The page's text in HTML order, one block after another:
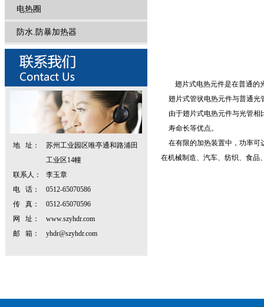
电热圈
防水.防暴加热器
地 址：
苏州工业园区唯亭通和路浦田
工业区14幢
联系人：
李玉章
电 话：
0512-65070586
传 真：
0512-65070596
网 址：
www.szyhdr.com
邮 箱：
yhdr@szyhdr.com
翅片式电热元件是在普通的
翅片式管状电热元件与普通光
由于翅片式电热元件与光管
寿命长等优点。
在有限的加热装置中，功率可
在机械制造、汽车、纺织、食品